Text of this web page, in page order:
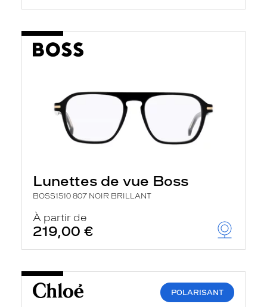
Lunettes de vue Boss
BOSS1510 807 NOIR BRILLANT
À partir de
219,00 €
POLARISANT